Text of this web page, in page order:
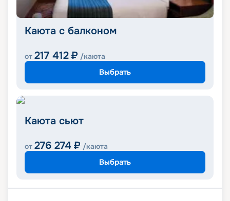
Каюта с балконом
от 217 412 ₽ /каюта
Выбрать
Каюта сьют
от 276 274 ₽ /каюта
Выбрать